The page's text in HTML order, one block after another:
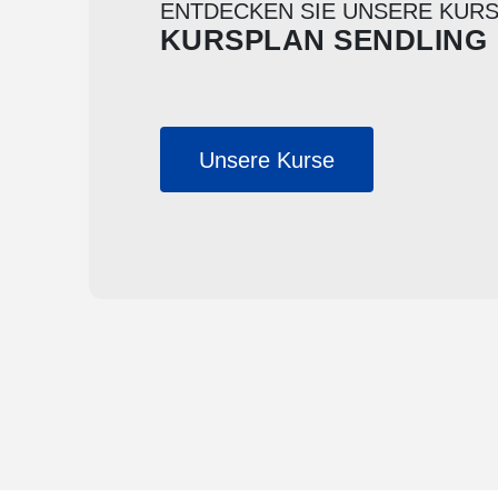
ENTDECKEN SIE UNSERE
KURSPLAN SENDLING
Unsere Kurse